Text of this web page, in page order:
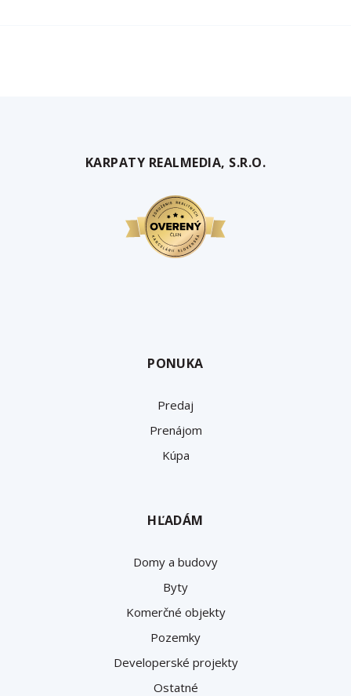
KARPATY REALMEDIA, S.R.O.
PONUKA
Predaj
Prenájom
Kúpa
HĽADÁM
Domy a budovy
Byty
Komerčné objekty
Pozemky
Developerské projekty
Ostatné